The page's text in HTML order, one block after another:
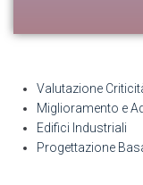
Valutazione
Miglioramento e
Edifici Industriali
Progettazione